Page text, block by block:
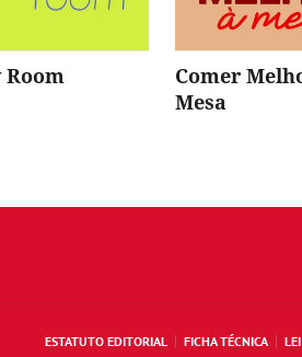
Room
Comer
Mesa
ESTATUTO EDITORIAL FICHA TÉCNICA